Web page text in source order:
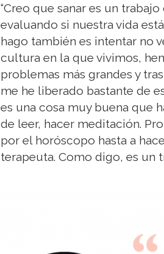
“Creo que sanar es un
evaluando si nuestra vida
hago también es intentar no
cultura en la que vivimos,
problemas más grandes y
me he liberado bastante de
es una cosa muy buena que
de leer, hacer meditación.
por el horóscopo hasta a
terapeuta. Como digo, es un